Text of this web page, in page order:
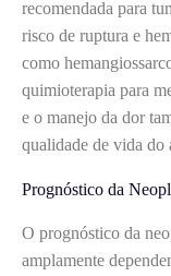
recomendada para
risco de ruptura e
como
quimioterapia para
e o manejo da dor
qualidade de vida do
Prognóstico da
O prognóstico da
amplamente